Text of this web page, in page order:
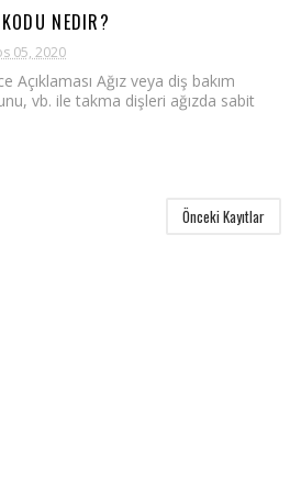
NEDIR?
05, 2020
Açıklaması Ağız veya diş bakım
vb. ile takma dişleri ağızda sabit
Önceki Kayıtlar